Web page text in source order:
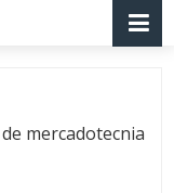
mercadotecnia